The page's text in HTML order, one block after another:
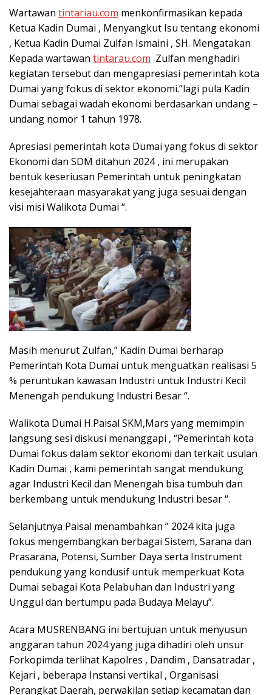
Wartawan tintariau.com menkonfirmasikan kepada
Ketua Kadin Dumai , Menyangkut Isu tentang ekonomi
, Ketua Kadin Dumai Zulfan Ismaini , SH. Mengatakan
Kepada wartawan tintarau.com Zulfan menghadiri
kegiatan tersebut dan mengapresiasi pemerintah kota
Dumai yang fokus di sektor ekonomi.”lagi pula Kadin
Dumai sebagai wadah ekonomi berdasarkan undang –
undang nomor 1 tahun 1978.
Apresiasi pemerintah kota Dumai yang fokus di sektor
Ekonomi dan SDM ditahun 2024 , ini merupakan
bentuk keseriusan Pemerintah untuk peningkatan
kesejahteraan masyarakat yang juga sesuai dengan
visi misi Walikota Dumai “.
Masih menurut Zulfan,” Kadin Dumai berharap
Pemerintah Kota Dumai untuk menguatkan realisasi 5
% peruntukan kawasan Industri untuk Industri Kecil
Menengah pendukung Industri Besar “.
Walikota Dumai H.Paisal SKM,Mars yang memimpin
langsung sesi diskusi menanggapi , “Pemerintah kota
Dumai fokus dalam sektor ekonomi dan terkait usulan
Kadin Dumai , kami pemerintah sangat mendukung
agar Industri Kecil dan Menengah bisa tumbuh dan
berkembang untuk mendukung Industri besar “.
Selanjutnya Paisal menambahkan ” 2024 kita juga
fokus mengembangkan berbagai Sistem, Sarana dan
Prasarana, Potensi, Sumber Daya serta Instrument
pendukung yang kondusif untuk memperkuat Kota
Dumai sebagai Kota Pelabuhan dan Industri yang
Unggul dan bertumpu pada Budaya Melayu”.
Acara MUSRENBANG ini bertujuan untuk menyusun
anggaran tahun 2024 yang juga dihadiri oleh unsur
Forkopimda terlihat Kapolres , Dandim , Dansatradar ,
Kejari , beberapa Instansi vertikal , Organisasi
Perangkat Daerah, perwakilan setiap kecamatan dan